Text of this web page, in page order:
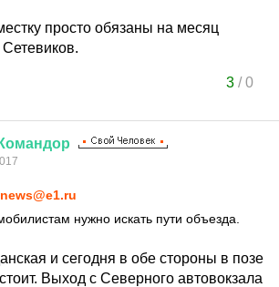
просто обязаны на месяц
3/0
Командор
news@e1.ru
нужно искать пути объезда.
и сегодня в обе стороны в позе
Выход с Северного автовокзала